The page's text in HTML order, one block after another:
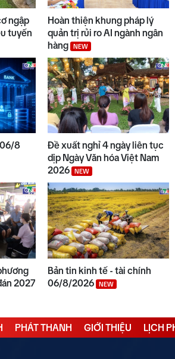
9
Việt Nam - Australia hợp tác
nghiên cứu công nghệ chiến
lược
10
Đại biểu Quốc hội tỉnh góp ý
hoàn thiện các dự án Luật
ngập
tuyến
Hoàn thiện khung pháp lý
quản trị rủi ro AI ngành ngân
hàng
NEW
06/8
Đề xuất nghỉ 4 ngày liên tục
dịp Ngày Văn hóa Việt Nam
2026
NEW
2027
Bản tin kinh tế - tài chính
06/8/2026
NEW
PHÁT THANH GIỚI THIỆU LỊCH